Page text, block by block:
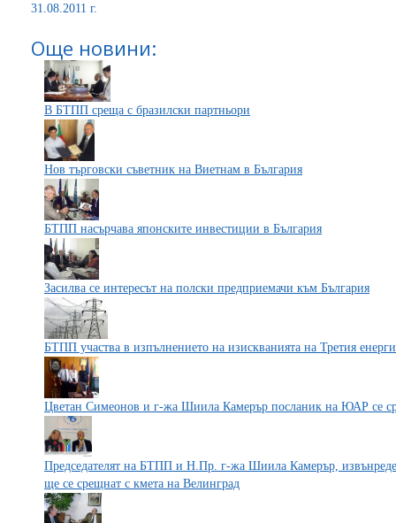
31.08.2011 г.
Още новини:
В БТПП среща с бразилски партньори
Нов търговски съветник на Виетнам в България
БТПП насърчава японските инвестиции в България
Засилва се интересът на полски предприемачи към България
БТПП участва в изпълнението на изискванията на Третия
Цветан Симеонов и г-жа Шиила Камерър посланик на ЮАР се
Председателят на БТПП и Н.Пр. г-жа Шиила Камерър,
ще се срещнат с кмета на Велинград